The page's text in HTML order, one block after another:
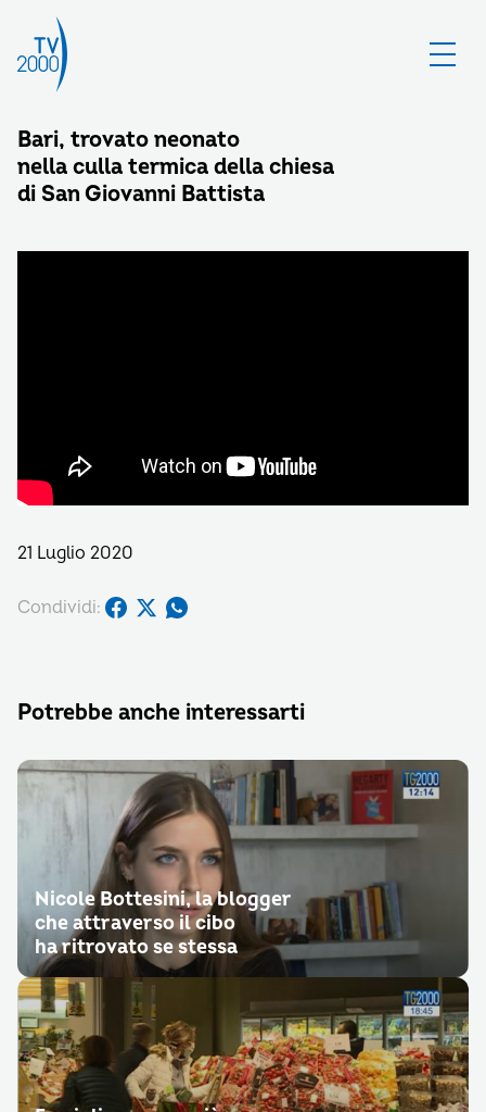
Bari, trovato neonato
nella culla termica della chiesa
di San Giovanni Battista
21 Luglio 2020
Condividi:
Potrebbe anche interessarti
Nicole Bottesini, la blogger
che attraverso il cibo
ha ritrovato se stessa